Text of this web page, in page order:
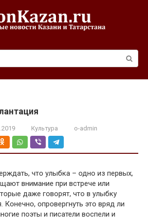
Культура o-admin
что улыбка – одно из первых,
внимание при встрече или
даже говорят, что в улыбку
опровергнуть это вряд ли
поэты и писатели воспели и